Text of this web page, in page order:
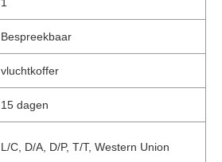
Bespreekbaar
vluchtkoffer
15 dagen
L/C, D/A, D/P, T/T, Western Union